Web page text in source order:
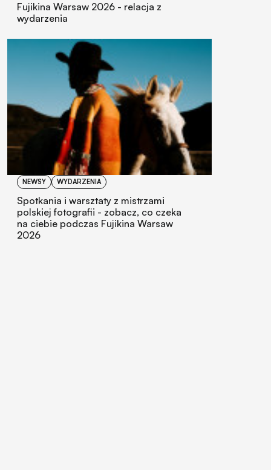
Fujikina Warsaw 2026 - relacja z
wydarzenia
NEWSY WYDARZENIA
Spotkania i warsztaty z mistrzami
polskiej fotografii - zobacz, co czeka
na ciebie podczas Fujikina Warsaw
2026